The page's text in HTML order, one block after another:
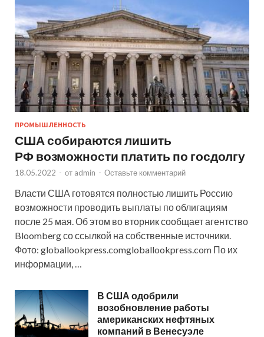
ПРОМЫШЛЕННОСТЬ
США собираются лишить
РФ возможности платить по госдолгу
18.05.2022 - от admin - Оставьте комментарий
Власти США готовятся полностью лишить Россию
возможности проводить выплаты по облигациям
после 25 мая. Об этом во вторник сообщает агентство
Bloomberg со ссылкой на собственные источники.
Фото: globallookpress.comgloballookpress.com По их
информации, …
В США одобрили
возобновление работы
американских нефтяных
компаний в Венесуэле